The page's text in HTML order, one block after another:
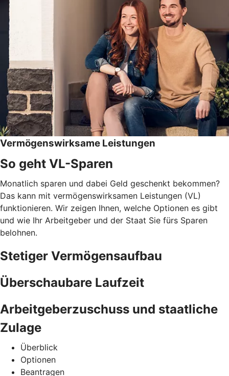
Vermögenswirksame Leistungen
So geht VL-Sparen
Monatlich sparen und dabei Geld geschenkt bekommen?
Das kann mit vermögenswirksamen Leistungen (VL)
funktionieren. Wir zeigen Ihnen, welche Optionen es gibt
und wie Ihr Arbeitgeber und der Staat Sie fürs Sparen
belohnen.
Stetiger Vermögensaufbau
Überschaubare Laufzeit
Arbeitgeberzuschuss und staatliche
Zulage
Überblick
Optionen
Beantragen